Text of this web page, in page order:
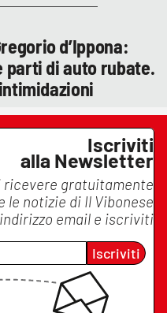
d’Ippona:
parti di auto rubate.
Iscriviti
alla Newsletter
ricevere gratuitamente
le notizie di Il Vibonese
email e iscriviti
Iscriviti